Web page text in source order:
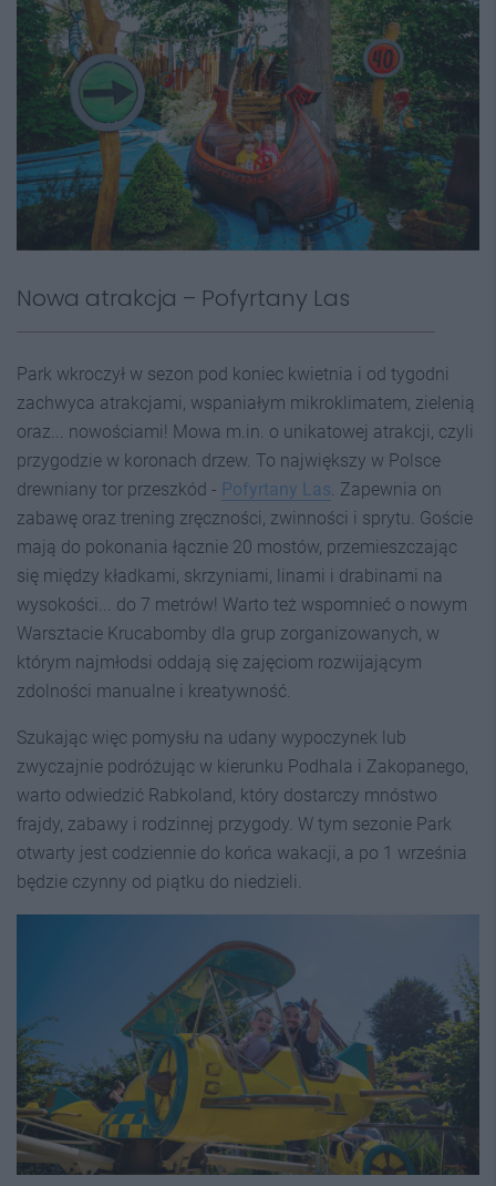
Nowa atrakcja – Pofyrtany Las
Park wkroczył w sezon pod koniec kwietnia i od tygodni
zachwyca atrakcjami, wspaniałym mikroklimatem, zielenią
oraz... nowościami! Mowa m.in. o unikatowej atrakcji, czyli
przygodzie w koronach drzew. To największy w Polsce
drewniany tor przeszkód - Pofyrtany Las. Zapewnia on
zabawę oraz trening zręczności, zwinności i sprytu. Goście
mają do pokonania łącznie 20 mostów, przemieszczając
się między kładkami, skrzyniami, linami i drabinami na
wysokości... do 7 metrów! Warto też wspomnieć o nowym
Warsztacie Krucabomby dla grup zorganizowanych, w
którym najmłodsi oddają się zajęciom rozwijającym
zdolności manualne i kreatywność.
Szukając więc pomysłu na udany wypoczynek lub
zwyczajnie podróżując w kierunku Podhala i Zakopanego,
warto odwiedzić Rabkoland, który dostarczy mnóstwo
frajdy, zabawy i rodzinnej przygody. W tym sezonie Park
otwarty jest codziennie do końca wakacji, a po 1 września
będzie czynny od piątku do niedzieli.